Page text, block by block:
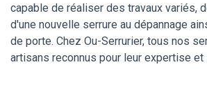
capable de réaliser des travaux variés,
d'une nouvelle serrure au dépannage
de porte. Chez Ou-Serrurier, tous nos
artisans reconnus pour leur expertise et